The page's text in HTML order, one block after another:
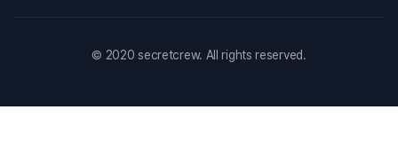
© 2020 secretcrew. All rights reserved.